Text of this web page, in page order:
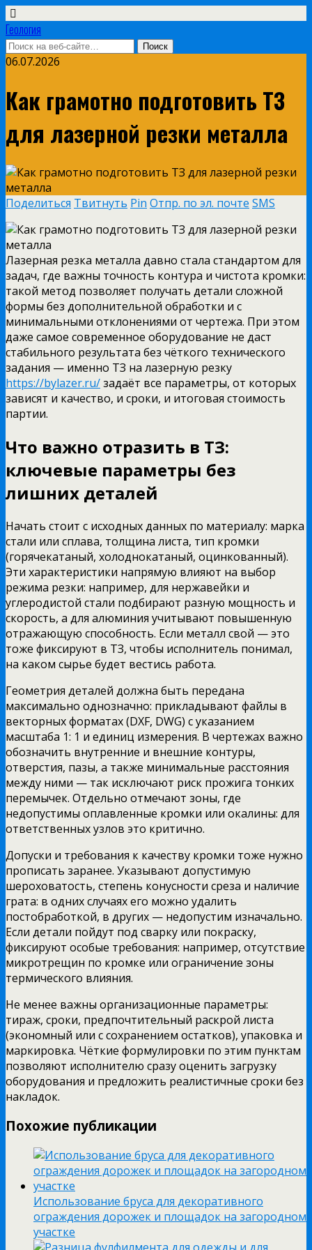
Геология
06.07.2026
Как грамотно подготовить ТЗ
для лазерной резки металла
Поделиться Твитнуть Pin Отпр. по эл. почте SMS
Лазерная резка металла давно стала стандартом для
задач, где важны точность контура и чистота кромки:
такой метод позволяет получать детали сложной
формы без дополнительной обработки и с
минимальными отклонениями от чертежа. При этом
даже самое современное оборудование не даст
стабильного результата без чёткого технического
задания — именно ТЗ на лазерную резку
https://bylazer.ru/задаёт все параметры, от которых
зависят и качество, и сроки, и итоговая стоимость
партии.
Что важно отразить в ТЗ:
ключевые параметры без
лишних деталей
Начать стоит с исходных данных по материалу: марка
стали или сплава, толщина листа, тип кромки
(горячекатаный, холоднокатаный, оцинкованный).
Эти характеристики напрямую влияют на выбор
режима резки: например, для нержавейки и
углеродистой стали подбирают разную мощность и
скорость, а для алюминия учитывают повышенную
отражающую способность. Если металл свой — это
тоже фиксируют в ТЗ, чтобы исполнитель понимал,
на каком сырье будет вестись работа.
Геометрия деталей должна быть передана
максимально однозначно: прикладывают файлы в
векторных форматах (DXF, DWG) с указанием
масштаба 1: 1 и единиц измерения. В чертежах важно
обозначить внутренние и внешние контуры,
отверстия, пазы, а также минимальные расстояния
между ними — так исключают риск прожига тонких
перемычек. Отдельно отмечают зоны, где
недопустимы оплавленные кромки или окалины: для
ответственных узлов это критично.
Допуски и требования к качеству кромки тоже нужно
прописать заранее. Указывают допустимую
шероховатость, степень конусности среза и наличие
грата: в одних случаях его можно удалить
постобработкой, в других — недопустим изначально.
Если детали пойдут под сварку или покраску,
фиксируют особые требования: например, отсутствие
микротрещин по кромке или ограничение зоны
термического влияния.
Не менее важны организационные параметры:
тираж, сроки, предпочтительный раскрой листа
(экономный или с сохранением остатков), упаковка и
маркировка. Чёткие формулировки по этим пунктам
позволяют исполнителю сразу оценить загрузку
оборудования и предложить реалистичные сроки без
накладок.
Похожие публикации
Использование бруса для декоративного
ограждения дорожек и площадок на загородном
участке